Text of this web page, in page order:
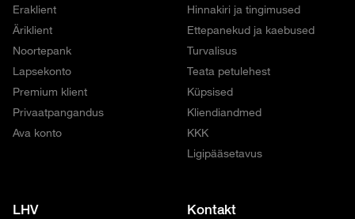
Eraklient
Äriklient
Noortepank
Lapsekonto
Premium klient
Privaatpangandus
Ava konto
Hinnakiri ja tingimused
Ettepanekud ja kaebused
Turvalisus
Teata petulehest
Küpsised
Kliendiandmed
KKK
Ligipääsetavus
LHV Kontakt